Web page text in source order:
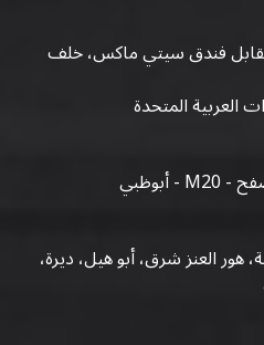
مقابل فندق سيتي ماكس، خلف
هور العنز شرق، أبو هيل، ديرة،